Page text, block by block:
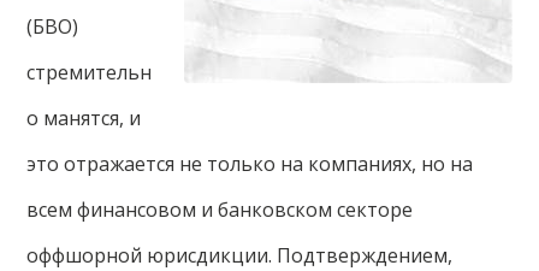
(БВО)
стремительн
о манятся, и
это отражается не только на компаниях, но на
всем финансовом и банковском секторе
оффшорной юрисдикции. Подтверждением,